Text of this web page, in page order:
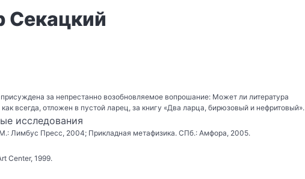
Секацкий
за непрестанно возобновляемое вопрошание: Может ли литература
как всегда, отложен в пустой ларец, за книгу «Два ларца, бирюзовый и нефритовый».
исследования
Лимбус Пресс, 2004; Прикладная метафизика. СПб.: Амфора, 2005.
Center, 1999.